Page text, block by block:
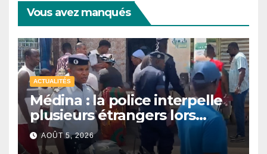
Vous avez manqués
ACTUALITÉS
Médina : la police interpelle
plusieurs étrangers lors
d’une opération de
sécurisation
AOÛT 5, 2026